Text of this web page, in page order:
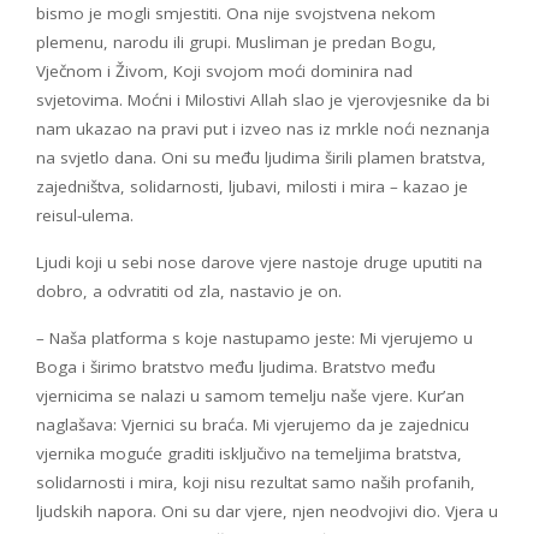
bismo je mogli smjestiti. Ona nije svojstvena nekom
plemenu, narodu ili grupi. Musliman je predan Bogu,
Vječnom i Živom, Koji svojom moći dominira nad
svjetovima. Moćni i Milostivi Allah slao je vjerovjesnike da bi
nam ukazao na pravi put i izveo nas iz mrkle noći neznanja
na svjetlo dana. Oni su među ljudima širili plamen bratstva,
zajedništva, solidarnosti, ljubavi, milosti i mira – kazao je
reisul-ulema.
Ljudi koji u sebi nose darove vjere nastoje druge uputiti na
dobro, a odvratiti od zla, nastavio je on.
– Naša platforma s koje nastupamo jeste: Mi vjerujemo u
Boga i širimo bratstvo među ljudima. Bratstvo među
vjernicima se nalazi u samom temelju naše vjere. Kur’an
naglašava: Vjernici su braća. Mi vjerujemo da je zajednicu
vjernika moguće graditi isključivo na temeljima bratstva,
solidarnosti i mira, koji nisu rezultat samo naših profanih,
ljudskih napora. Oni su dar vjere, njen neodvojivi dio. Vjera u